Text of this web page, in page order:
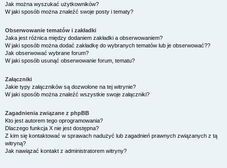
Jak można wyszukać użytkowników?
W jaki sposób można znaleźć swoje posty i tematy?
Obserwowanie tematów i zakładki
Jaka jest różnica między dodaniem zakładki a obserwowaniem?
W jaki sposób można dodać zakładkę do wybranych tematów lub je obserwować??
Jak obserwować wybrane forum?
W jaki sposób usunąć obserwowanie forum, tematu?
Załączniki
Jakie typy załączników są dozwolone na tej witrynie?
W jaki sposób można znaleźć wszystkie swoje załączniki?
Zagadnienia związane z phpBB
Kto jest autorem tego oprogramowania?
Dlaczego funkcja X nie jest dostępna?
Z kim się kontaktować w sprawach nadużyć lub zagadnień prawnych związanych z tą
witryną?
Jak nawiązać kontakt z administratorem witryny?